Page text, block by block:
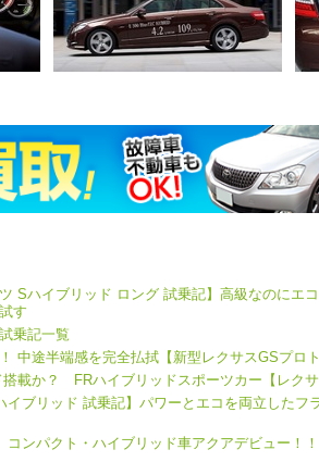
ツ Sハイブリッド ロング 試乗記】高級なのに
す
乗記一覧
中途半端感を完全払拭【新型レクサスGSプロト
載か？ FRハイブリッドスポーツカー【レクサ
イブリッド 試乗記】パワーとエコを両立したフ
コンパクト・ハイブリッド車アクアデビュー！